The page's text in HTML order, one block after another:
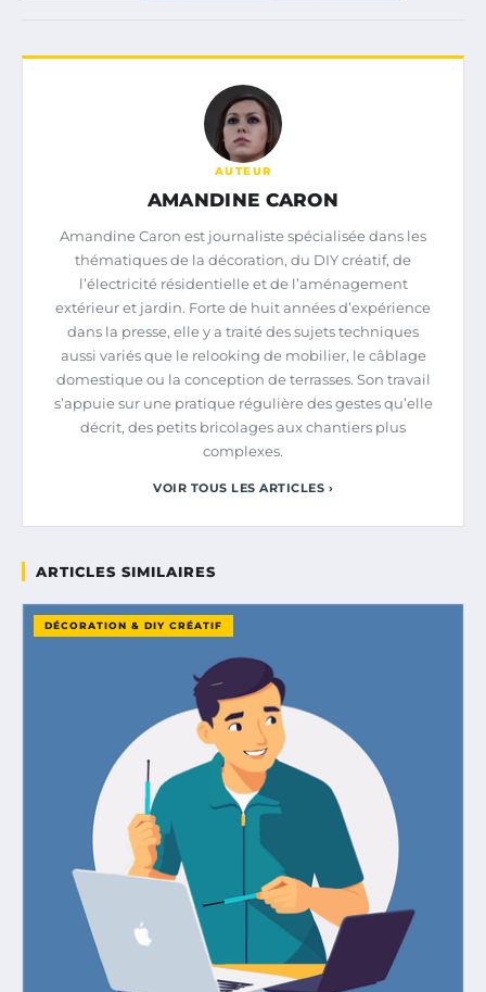
AUTEUR
AMANDINE CARON
Amandine Caron est journaliste spécialisée dans les
thématiques de la décoration, du DIY créatif, de
l’électricité résidentielle et de l’aménagement
extérieur et jardin. Forte de huit années d’expérience
dans la presse, elle y a traité des sujets techniques
aussi variés que le relooking de mobilier, le câblage
domestique ou la conception de terrasses. Son travail
s’appuie sur une pratique régulière des gestes qu’elle
décrit, des petits bricolages aux chantiers plus
complexes.
VOIR TOUS LES ARTICLES ›
ARTICLES SIMILAIRES
DÉCORATION & DIY CRÉATIF